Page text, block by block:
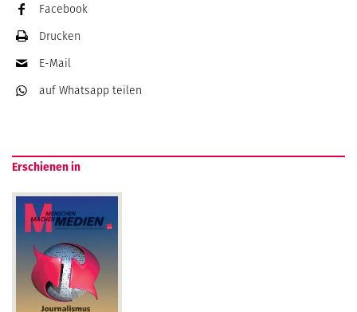
Facebook
Drucken
E-Mail
auf Whatsapp teilen
Erschienen in